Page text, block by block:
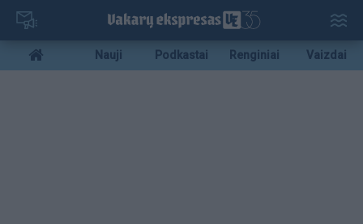
Pereiti
pagrindinį
turinį
Mobile
menu
Nauji Podkastai Renginiai Vaizdai